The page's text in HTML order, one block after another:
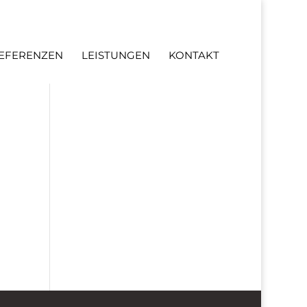
LEISTUNGEN KONTAKT